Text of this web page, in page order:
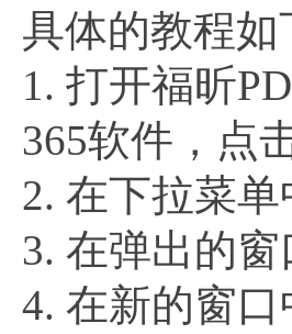
具体的教程如
1. 打开福昕
365软件，点
2. 在下拉菜
3. 在弹出的
4. 在新的窗